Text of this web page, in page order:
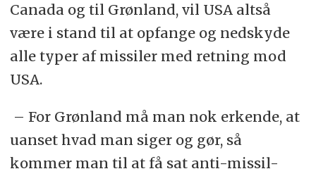
Canada og til Grønland, vil USA altså
være i stand til at opfange og nedskyde
alle typer af missiler med retning mod
USA.
– For Grønland må man nok erkende, at
uanset hvad man siger og gør, så
kommer man til at få sat anti-missil-